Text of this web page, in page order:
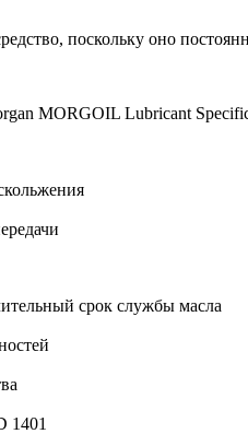
поскольку оно
MORGOIL Lubricant
срок службы масла
1401